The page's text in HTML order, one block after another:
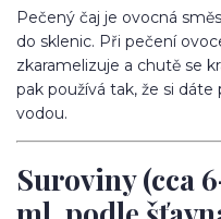
Pečený čaj je ovocná
do sklenic. Při pečení
zkaramelizuje a chutě se
pak používá tak, že si
vodou.
Suroviny (cca